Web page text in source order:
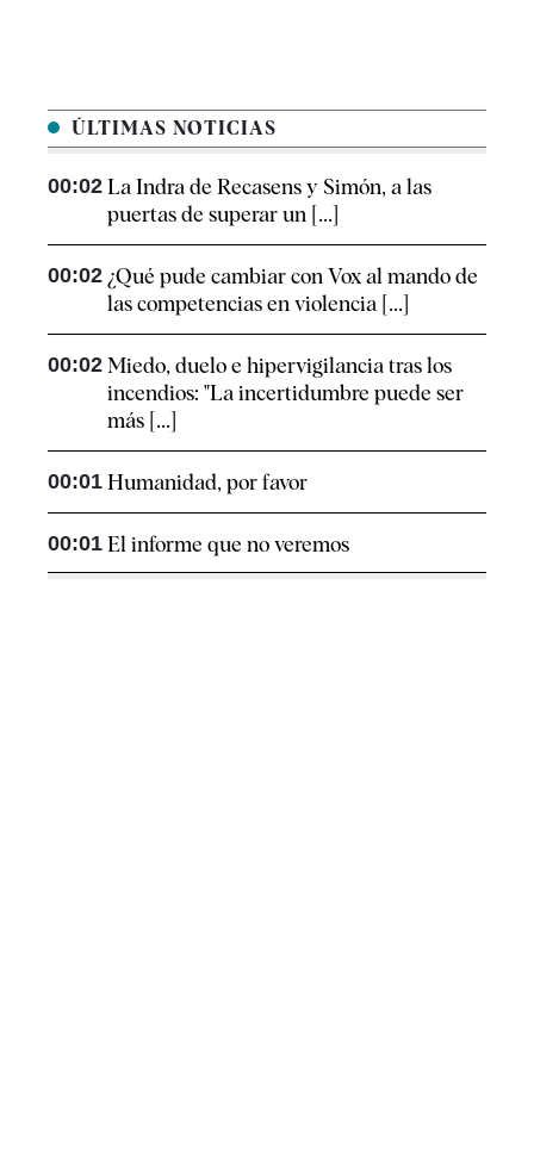
ÚLTIMAS NOTICIAS
00:02 La Indra de Recasens y Simón, a las
puertas de superar un [...]
00:02 ¿Qué pude cambiar con Vox al mando de
las competencias en violencia [...]
00:02 Miedo, duelo e hipervigilancia tras los
incendios: "La incertidumbre puede ser
más [...]
00:01 Humanidad, por favor
00:01 El informe que no veremos